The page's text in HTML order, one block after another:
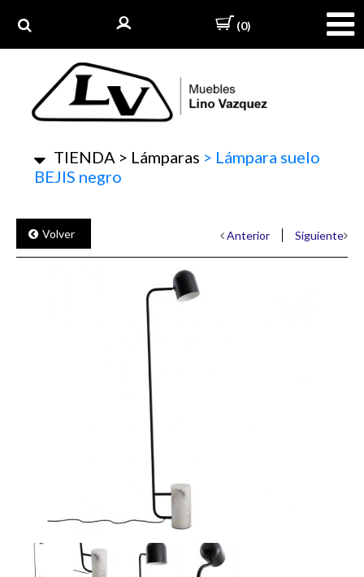
(0)
TIENDA > Lámparas > Lámpara suelo
BEJIS negro
Volver Anterior Siguiente